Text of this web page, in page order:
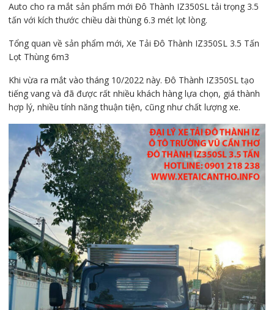
Auto cho ra mắt sản phẩm mới Đô Thành IZ350SL tải trọng 3.5
tấn với kích thước chiều dài thùng 6.3 mét lọt lòng.
Tổng quan về sản phẩm mới, Xe Tải Đô Thành IZ350SL 3.5 Tấn
Lọt Thùng 6m3
Khi vừa ra mắt vào tháng 10/2022 này. Đô Thành IZ350SL tạo
tiếng vang và đã được rất nhiều khách hàng lựa chọn, giá thành
hợp lý, nhiều tính năng thuận tiện, cũng như chất lượng xe.